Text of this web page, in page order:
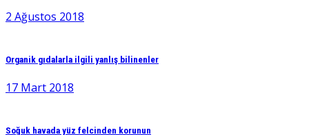
2 Ağustos 2018
Organik gıdalarla ilgili yanlış bilinenler
17 Mart 2018
Soğuk havada yüz felcinden korunun